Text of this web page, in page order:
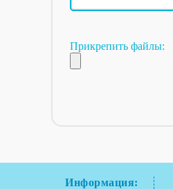
Прикрепить файлы:
Информация: